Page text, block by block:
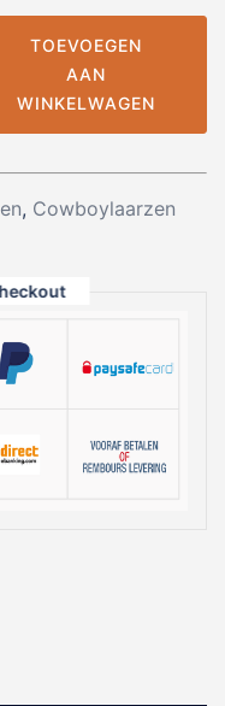
TOEVOEGEN
AAN
WINKELWAGEN
, Cowboylaarzen